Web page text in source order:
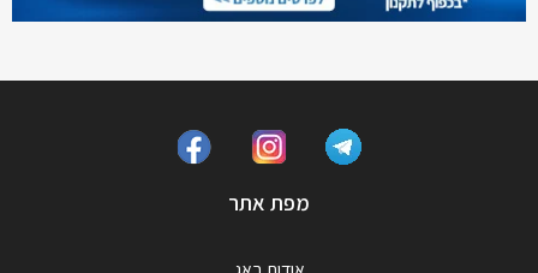
מפת אתר